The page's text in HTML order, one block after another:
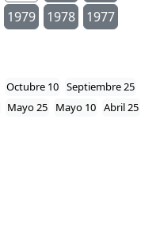
1979 1978
1977
Octubre 10 Septiembre 25
Mayo 25 Mayo 10 Abril 25